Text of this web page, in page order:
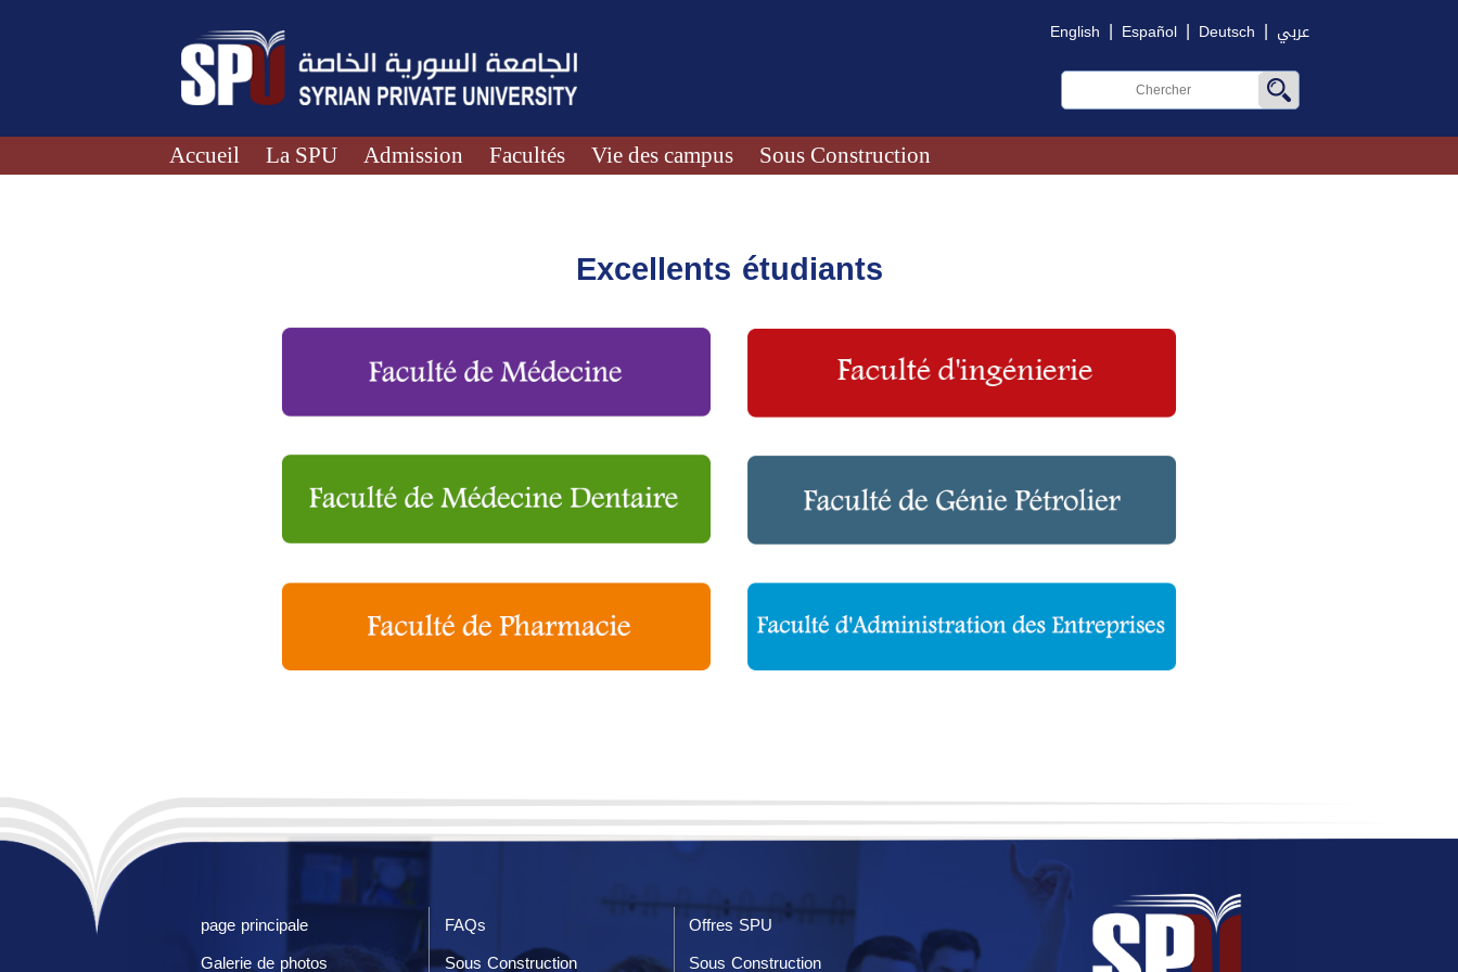
English | Español | Deutsch | عربي
Accueil La SPU Admission Facultés Vie des campus Sous Construction
Excellents étudiants
page principale FAQs
Offres SPU
Galerie de photos
Sous Construction Sous Construction